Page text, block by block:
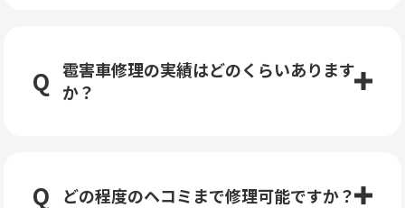
雹害車修理の実績はどのくらいあります
か？
どの程度のヘコミまで修理可能ですか？